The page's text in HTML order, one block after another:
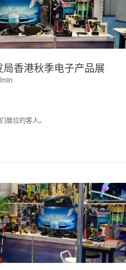
香港秋季电子产品展
展位的客人。